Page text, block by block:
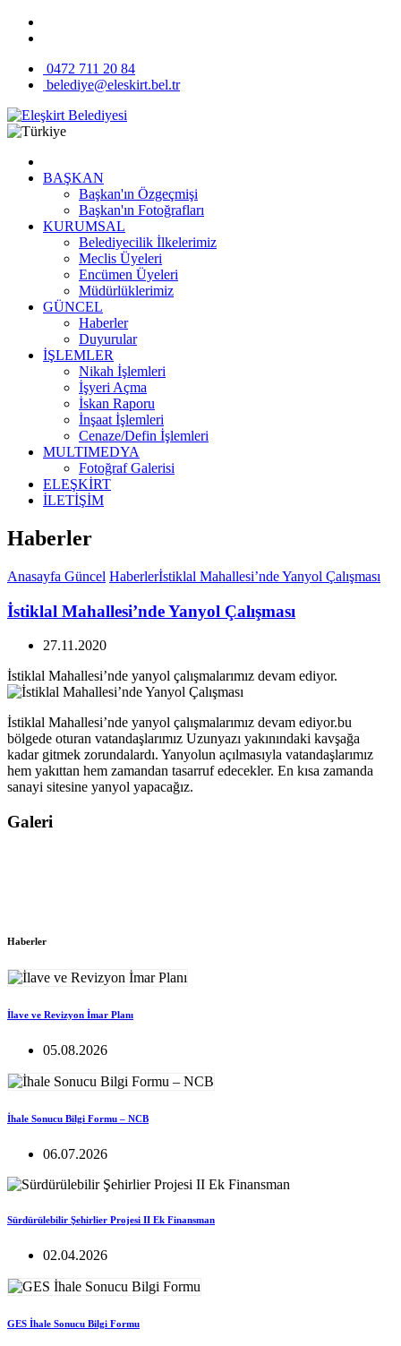
0472 711 20 84
belediye@eleskirt.bel.tr
BAŞKAN
Başkan'ın Özgeçmişi
Başkan'ın Fotoğrafları
KURUMSAL
Belediyecilik İlkelerimiz
Meclis Üyeleri
Encümen Üyeleri
Müdürlüklerimiz
GÜNCEL
Haberler
Duyurular
İŞLEMLER
Nikah İşlemleri
İşyeri Açma
İskan Raporu
İnşaat İşlemleri
Cenaze/Defin İşlemleri
MULTIMEDYA
Fotoğraf Galerisi
ELEŞKİRT
İLETİŞİM
Haberler
Anasayfa Güncel Haberlerİstiklal Mahallesi’nde Yanyol Çalışması
İstiklal Mahallesi’nde Yanyol Çalışması
27.11.2020
İstiklal Mahallesi’nde yanyol çalışmalarımız devam ediyor.
İstiklal Mahallesi’nde yanyol çalışmalarımız devam ediyor.bu
bölgede oturan vatandaşlarımız Uzunyazı yakınındaki kavşağa
kadar gitmek zorundalardı. Yanyolun açılmasıyla vatandaşlarımız
hem yakıttan hem zamandan tasarruf edecekler. En kısa zamanda
sanayi sitesine yanyol yapacağız.
Galeri
Haberler
İlave ve Revizyon İmar Planı
05.08.2026
İhale Sonucu Bilgi Formu – NCB
06.07.2026
Sürdürülebilir Şehirlier Projesi II Ek Finansman
02.04.2026
GES İhale Sonucu Bilgi Formu